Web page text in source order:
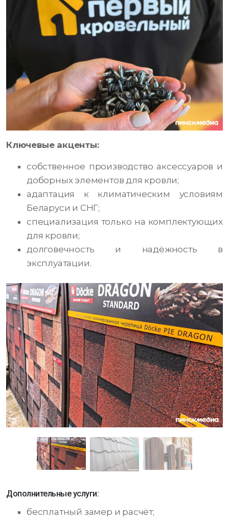
Ключевые акценты:
собственное производство аксессуаров и
доборных элементов для кровли;
адаптация к климатическим условиям
Беларуси и СНГ;
специализация только на комплектующих
для кровли;
долговечность и надёжность в
эксплуатации.
Дополнительные услуги:
бесплатный замер и расчёт;